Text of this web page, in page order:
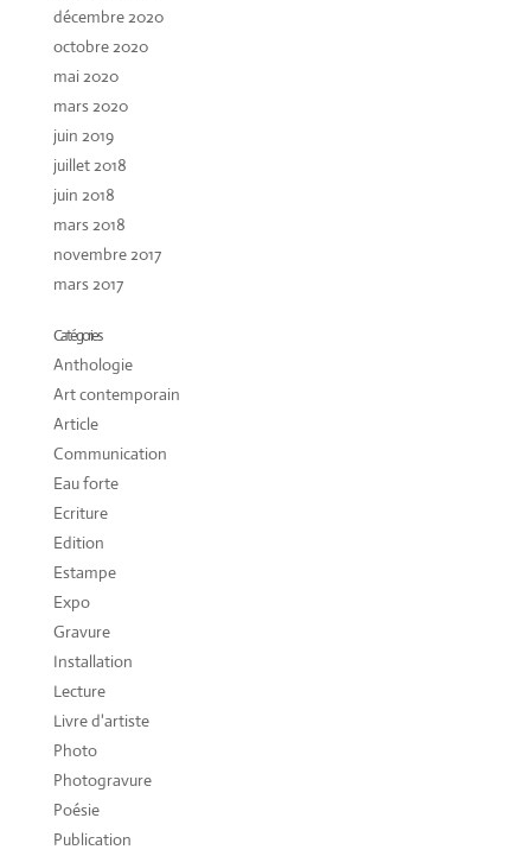
décembre 2020
octobre 2020
mai 2020
mars 2020
juin 2019
juillet 2018
juin 2018
mars 2018
novembre 2017
mars 2017
Catégories
Anthologie
Art contemporain
Article
Communication
Eau forte
Ecriture
Edition
Estampe
Expo
Gravure
Installation
Lecture
Livre d'artiste
Photo
Photogravure
Poésie
Publication